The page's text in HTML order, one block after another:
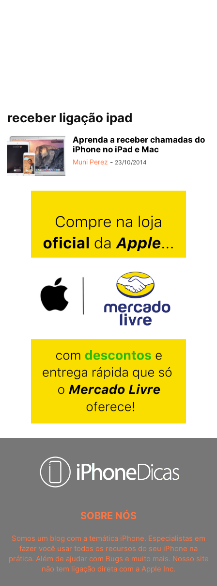
receber ligação ipad
Aprenda a receber chamadas do
iPhone no iPad e Mac
Muni Perez - 23/10/2014
SOBRE NÓS
Somos um blog com a temática iPhone. Especialistas em
fazer você usar todos os recursos do seu iPhone na
prática. Além de ajudar com Bugs e muito mais. Nosso site
não tem ligação direta com a Apple Inc.